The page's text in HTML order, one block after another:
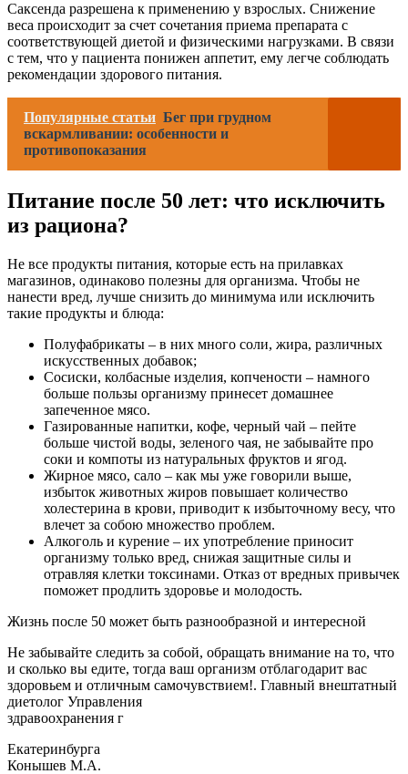
Саксенда разрешена к применению у взрослых. Снижение
веса происходит за счет сочетания приема препарата с
соответствующей диетой и физическими нагрузками. В связи
с тем, что у пациента понижен аппетит, ему легче соблюдать
рекомендации здорового питания.
Популярные статьи Бег при грудном
вскармливании: особенности и
противопоказания
Питание после 50 лет: что исключить
из рациона?
Не все продукты питания, которые есть на прилавках
магазинов, одинаково полезны для организма. Чтобы не
нанести вред, лучше снизить до минимума или исключить
такие продукты и блюда:
Полуфабрикаты – в них много соли, жира, различных
искусственных добавок;
Сосиски, колбасные изделия, копчености – намного
больше пользы организму принесет домашнее
запеченное мясо.
Газированные напитки, кофе, черный чай – пейте
больше чистой воды, зеленого чая, не забывайте про
соки и компоты из натуральных фруктов и ягод.
Жирное мясо, сало – как мы уже говорили выше,
избыток животных жиров повышает количество
холестерина в крови, приводит к избыточному весу, что
влечет за собою множество проблем.
Алкоголь и курение – их употребление приносит
организму только вред, снижая защитные силы и
отравляя клетки токсинами. Отказ от вредных привычек
поможет продлить здоровье и молодость.
Жизнь после 50 может быть разнообразной и интересной
Не забывайте следить за собой, обращать внимание на то, что
и сколько вы едите, тогда ваш организм отблагодарит вас
здоровьем и отличным самочувствием!. Главный внештатный
диетолог Управления
здравоохранения г
Екатеринбурга
Конышев М.А.